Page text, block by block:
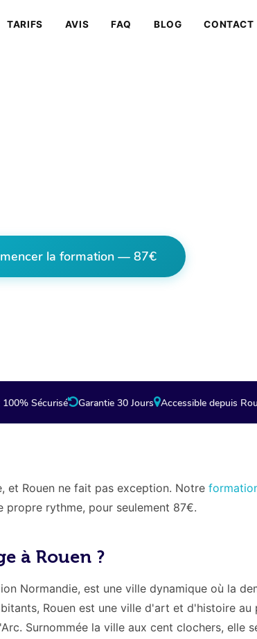
TARIFS AVIS FAQ BLOG CONTACT
la formation — 87€
Sécurisé Garantie 30 Jours Accessible depuis
et Rouen ne fait pas exception. Notre
propre rythme, pour seulement 87€.
à Rouen ?
Normandie, est une ville dynamique où la
Rouen est une ville d'art et d'histoire
Surnommée la ville aux cent clochers, elle